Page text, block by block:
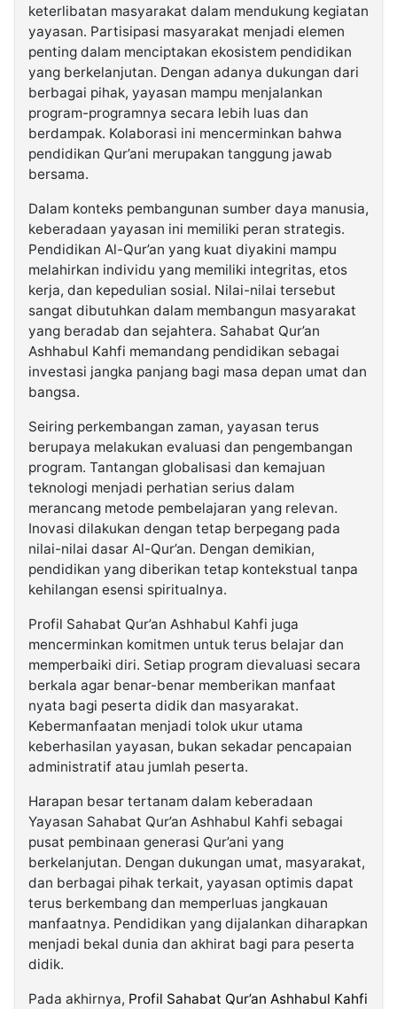
keterlibatan masyarakat dalam mendukung kegiatan
yayasan. Partisipasi masyarakat menjadi elemen
penting dalam menciptakan ekosistem pendidikan
yang berkelanjutan. Dengan adanya dukungan dari
berbagai pihak, yayasan mampu menjalankan
program-programnya secara lebih luas dan
berdampak. Kolaborasi ini mencerminkan bahwa
pendidikan Qur’ani merupakan tanggung jawab
bersama.
Dalam konteks pembangunan sumber daya manusia,
keberadaan yayasan ini memiliki peran strategis.
Pendidikan Al-Qur’an yang kuat diyakini mampu
melahirkan individu yang memiliki integritas, etos
kerja, dan kepedulian sosial. Nilai-nilai tersebut
sangat dibutuhkan dalam membangun masyarakat
yang beradab dan sejahtera. Sahabat Qur’an
Ashhabul Kahfi memandang pendidikan sebagai
investasi jangka panjang bagi masa depan umat dan
bangsa.
Seiring perkembangan zaman, yayasan terus
berupaya melakukan evaluasi dan pengembangan
program. Tantangan globalisasi dan kemajuan
teknologi menjadi perhatian serius dalam
merancang metode pembelajaran yang relevan.
Inovasi dilakukan dengan tetap berpegang pada
nilai-nilai dasar Al-Qur’an. Dengan demikian,
pendidikan yang diberikan tetap kontekstual tanpa
kehilangan esensi spiritualnya.
Profil Sahabat Qur’an Ashhabul Kahfi juga
mencerminkan komitmen untuk terus belajar dan
memperbaiki diri. Setiap program dievaluasi secara
berkala agar benar-benar memberikan manfaat
nyata bagi peserta didik dan masyarakat.
Kebermanfaatan menjadi tolok ukur utama
keberhasilan yayasan, bukan sekadar pencapaian
administratif atau jumlah peserta.
Harapan besar tertanam dalam keberadaan
Yayasan Sahabat Qur’an Ashhabul Kahfi sebagai
pusat pembinaan generasi Qur’ani yang
berkelanjutan. Dengan dukungan umat, masyarakat,
dan berbagai pihak terkait, yayasan optimis dapat
terus berkembang dan memperluas jangkauan
manfaatnya. Pendidikan yang dijalankan diharapkan
menjadi bekal dunia dan akhirat bagi para peserta
didik.
Pada akhirnya, Profil Sahabat Qur’an Ashhabul Kahfi